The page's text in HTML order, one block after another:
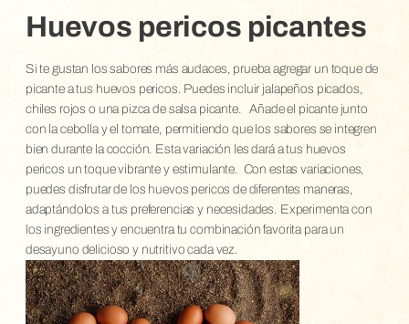
Huevos pericos picantes
Si te gustan los sabores más audaces, prueba agregar un toque de
picante a tus huevos pericos. Puedes incluir jalapeños picados,
chiles rojos o una pizca de salsa picante.
Añade el picante junto
con la cebolla y el tomate, permitiendo que los sabores se integren
bien durante la cocción. Esta variación les dará a tus huevos
pericos un toque vibrante y estimulante.
Con estas variaciones,
puedes disfrutar de los huevos pericos de diferentes maneras,
adaptándolos a tus preferencias y necesidades. Experimenta con
los ingredientes y encuentra tu combinación favorita para un
desayuno delicioso y nutritivo cada vez.